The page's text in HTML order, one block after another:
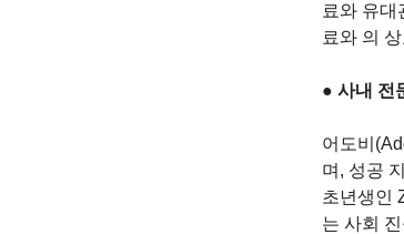
료와 유
료와 의
● 사내 전
어도비
며, 성공
초년생인
는 사회